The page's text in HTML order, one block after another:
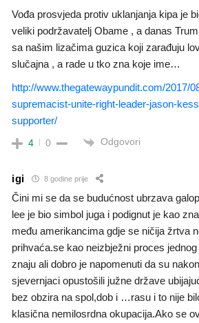
Vođa prosvjeda protiv uklanjanja kipa je
veliki podržavatelj Obame , a danas
sa našim lizačima guzica koji zarađuju
slučajna , a rade u tko zna koje ime…
http://www.thegatewaypundit.com/2017/
supremacist-unite-right-leader-jason-
supporter/
4 0 Odgovori
igi 8 godine prije
Čini mi se da se budućnost ubrzava
lee je bio simbol juga i podignut je kao
među amerikancima gdje se ničija žrtva
prihvaća.se kao neizbježni proces
znaju ali dobro je napomenuti da su
sjevernjaci opustošili južne države
bez obzira na spol,dob i …rasu i to nije
klasična nemilosrdna okupacija.Ako se